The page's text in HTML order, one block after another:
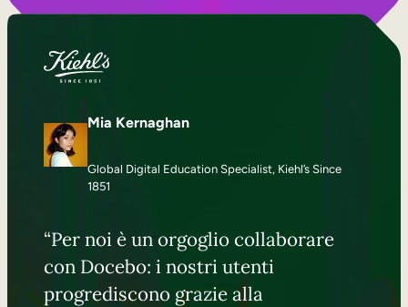
Mia Kernaghan
Global Digital Education Specialist, Kiehl’s Since
1851
“Per noi è un orgoglio collaborare
con Docebo: i nostri utenti
progrediscono grazie alla